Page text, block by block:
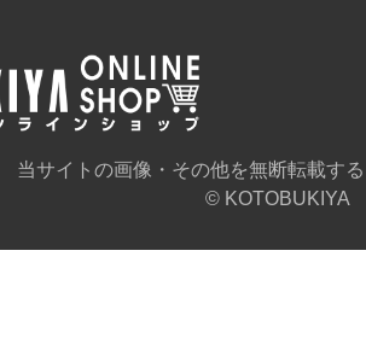
当サイトの画像・その他を無断転載す
© KOTOBUKIYA